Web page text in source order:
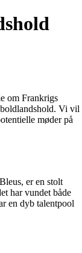
om Frankrigs
Vi vil
møder på
er en stolt
har vundet både
en dyb talentpool